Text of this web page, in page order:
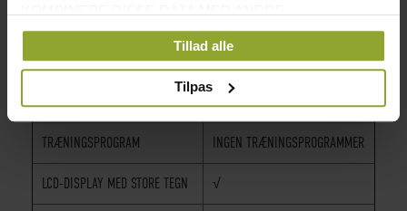
OPLYSNINGER, DU HAR GIVET DEM, ELLER SOM DE
HAR INDSAMLET FRA DIN BRUG AF DERES
TJENESTER.
Tillad alle
Tilpas
113 KG
TRÆNINGSTID, DISTANCE,
KALORIER OG OMDREJNINGER
TRÆNINGSPROGRAM INGEN TRÆNINGSPROGRAMMER
LCD-DISPLAY MED STORE TEGN √